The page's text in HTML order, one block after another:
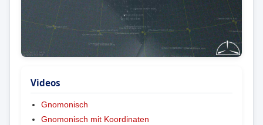
Videos
Gnomonisch
Gnomonisch mit Koordinaten